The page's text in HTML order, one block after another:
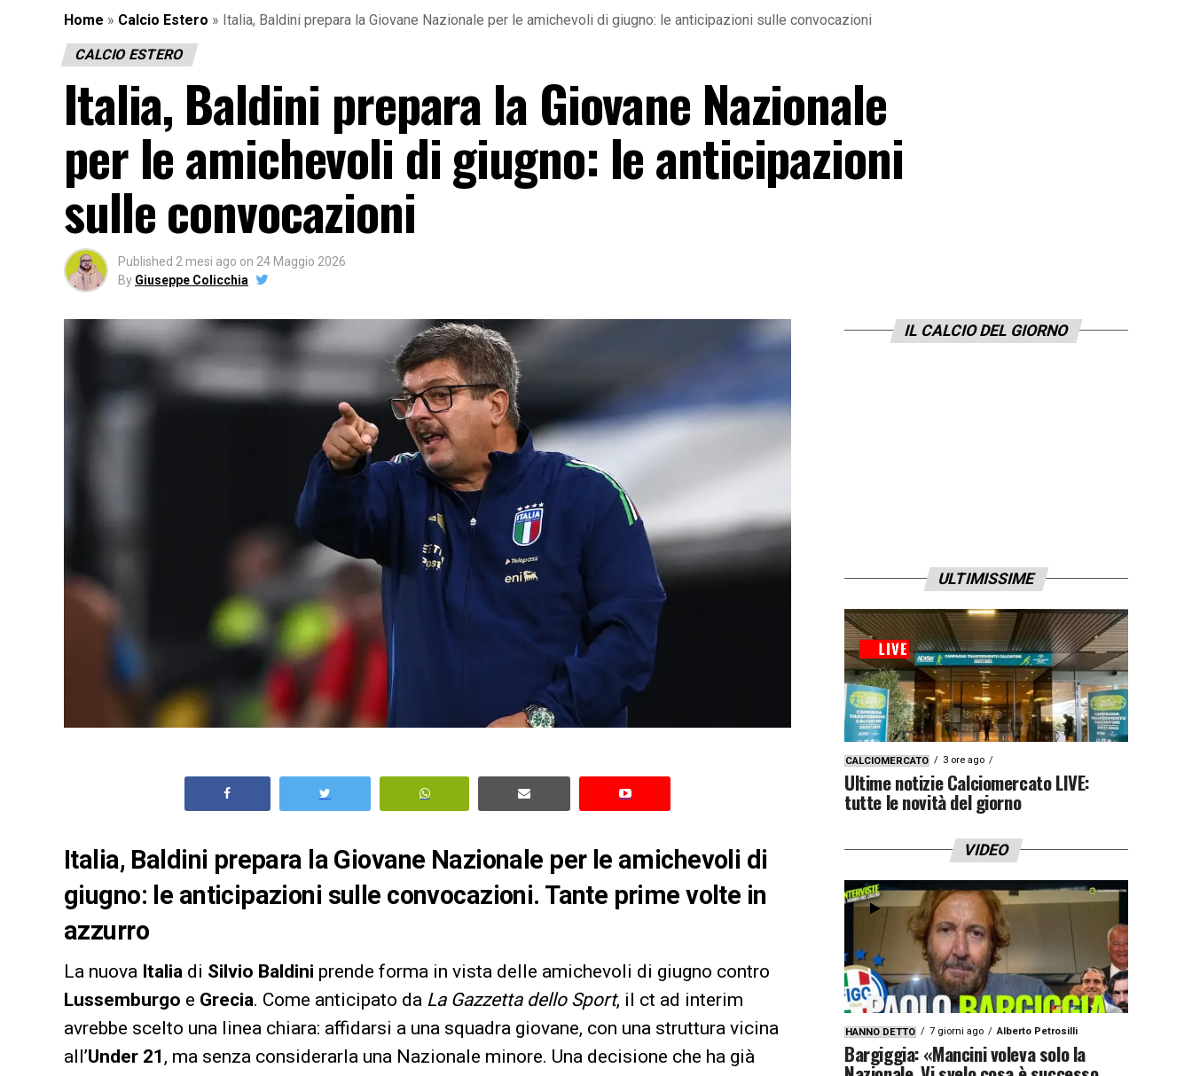
Home » Calcio Estero » Italia, Baldini prepara la Giovane Nazionale per le amichevoli di giugno: le anticipazioni sulle convocazioni
CALCIO ESTERO
Italia, Baldini prepara la Giovane Nazionale
per le amichevoli di giugno: le anticipazioni
sulle convocazioni
Published 2 mesi ago on 24 Maggio 2026
By Giuseppe Colicchia
Italia, Baldini prepara la Giovane Nazionale per le amichevoli di
giugno: le anticipazioni sulle convocazioni. Tante prime volte in
azzurro
La nuova Italia di Silvio Baldini prende forma in vista delle amichevoli di giugno contro
Lussemburgo e Grecia. Come anticipato da La Gazzetta dello Sport, il ct ad interim
avrebbe scelto una linea chiara: affidarsi a una squadra giovane, con una struttura vicina
all’Under 21 , ma senza considerarla una Nazionale minore. Una decisione che ha già
IL CALCIO DEL GIORNO
ULTIMISSIME
CALCIOMERCATO 3 ore ago
Ultime notizie Calciomercato LIVE:
tutte le novità del giorno
VIDEO
HANNO DETTO 7 giorni ago Alberto Petrosilli
Bargiggia: «Mancini voleva solo la